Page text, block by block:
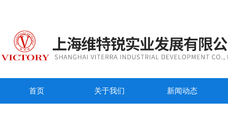
首页 关于我们 新闻动态